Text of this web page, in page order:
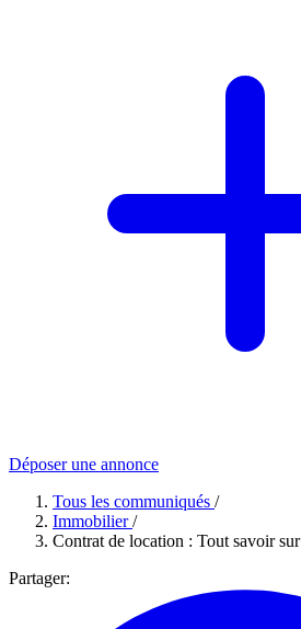
Déposer une annonce
Tous les communiqués /
Immobilier /
Contrat de location : Tout savoir
Partager: